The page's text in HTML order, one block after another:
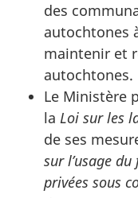
des
autochtones
maintenir et
autochtones.
Le Ministère
la Loi sur les
de ses
sur l’usage
privées sous